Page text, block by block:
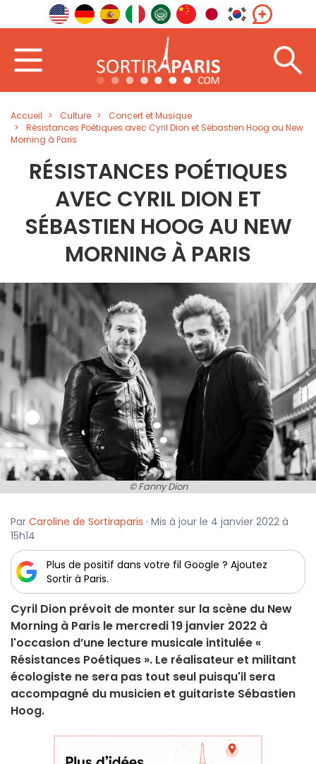
Accueil Culture
Concert et Musique
Résistances Poétiques avec Cyril Dion et Sébastien Hoog au New
Morning à Paris
RÉSISTANCES POÉTIQUES
AVEC CYRIL DION ET
SÉBASTIEN HOOG AU NEW
MORNING À PARIS
© Fanny Dion
Par Caroline de Sortiraparis · Mis à jour le 4 janvier 2022 à
15h14
Plus de positif dans votre fil Google ? Ajoutez
Sortir à Paris.
Cyril Dion prévoit de monter sur la scène du New
Morning à Paris le mercredi 19 janvier 2022 à
l'occasion d’une lecture musicale intitulée «
Résistances Poétiques ». Le réalisateur et militant
écologiste ne sera pas tout seul puisqu'il sera
accompagné du musicien et guitariste Sébastien
Hoog.